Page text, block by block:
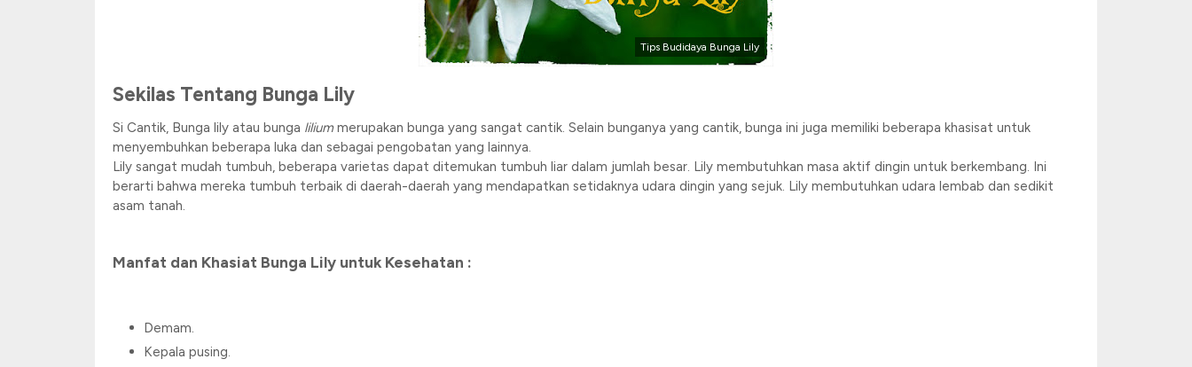
Tips Budidaya Bunga Lily
Sekilas Tentang Bunga Lily
Si Cantik, Bunga lily atau bunga lilium merupakan bunga yang sangat cantik. Selain bunganya yang cantik, bunga ini juga memiliki beberapa khasisat untuk
menyembuhkan beberapa luka dan sebagai pengobatan yang lainnya.
Lily sangat mudah tumbuh, beberapa varietas dapat ditemukan tumbuh liar dalam jumlah besar. Lily membutuhkan masa aktif dingin untuk berkembang. Ini
berarti bahwa mereka tumbuh terbaik di daerah-daerah yang mendapatkan setidaknya udara dingin yang sejuk. Lily membutuhkan udara lembab dan sedikit
asam tanah.
Manfat dan Khasiat Bunga Lily untuk Kesehatan :
Demam.
Kepala pusing.